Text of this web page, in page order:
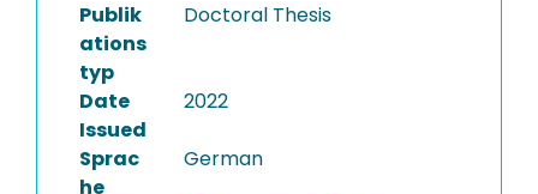
Publik
ations
typ
Doctoral Thesis
Date
Issued
2022
Sprac
he
German